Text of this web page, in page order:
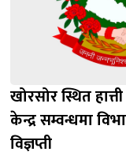
खोरसोर स्थित
केन्द्र सम्वन्धमा
विज्ञप्ती